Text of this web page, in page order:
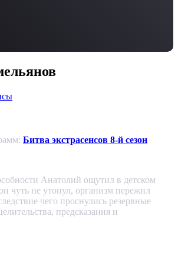
Битва экстрасенсов 8-й сезон
Анатолий ощутил в детском
чуть не утонул, организм пережил
чего проснулись резервные
предсказания и